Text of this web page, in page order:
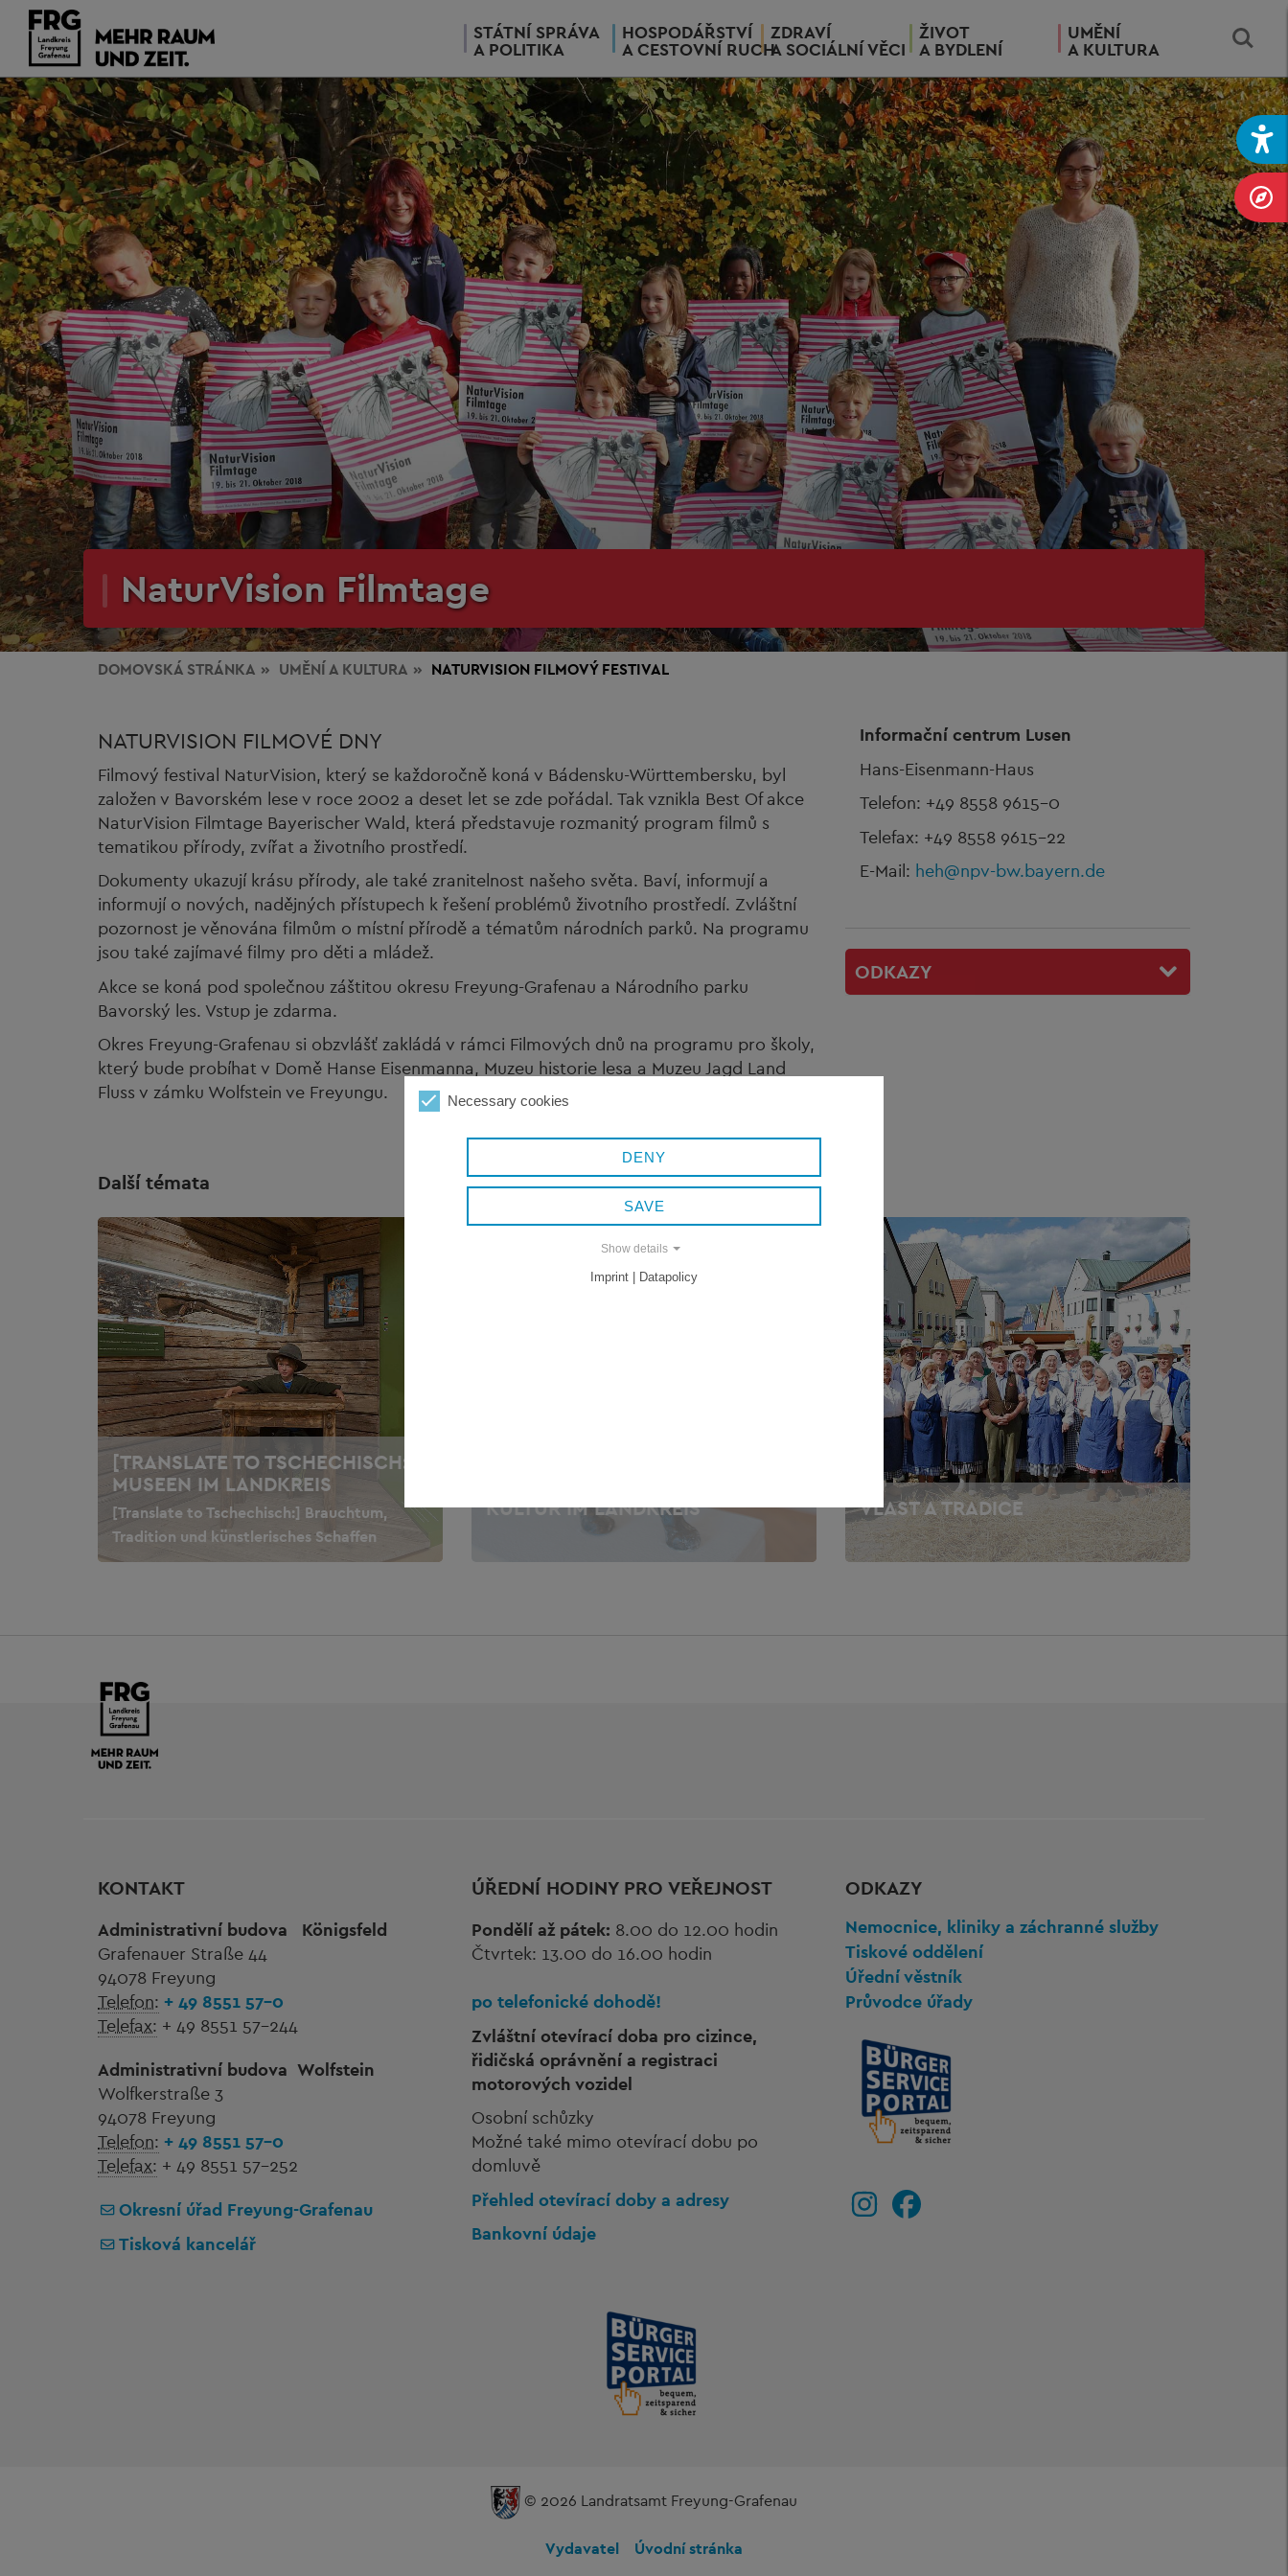
STÁTNÍ SPRÁVA
A POLITIKA
HOSPODÁŘSTVÍ
A CESTOVNÍ RUCH
ZDRAVÍ
A SOCIÁLNÍ VĚCI
ŽIVOT
A BYDLENÍ
UMĚNÍ
A KULTURA
NaturVision Filmtage
DOMOVSKÁ STRÁNKA UMĚNÍA KULTURA NATURVISION FILMOVÝ FESTIVAL
NATURVISION FILMOVÉ DNY
Filmový festival NaturVision, který se každoročně koná v Bádensku-Württembersku, byl
založen v Bavorském lese v roce 2002 a deset let se zde pořádal. Tak vznikla Best Of akce
NaturVision Filmtage Bayerischer Wald, která představuje rozmanitý program filmů s
tematikou přírody, zvířat a životního prostředí.
Dokumenty ukazují krásu přírody, ale také zranitelnost našeho světa. Baví, informují a
informují o nových, nadějných přístupech k řešení problémů životního prostředí. Zvláštní
pozornost je věnována filmům o místní přírodě a tématům národních parků. Na programu
jsou také zajímavé filmy pro děti a mládež.
Akce se koná pod společnou záštitou okresu Freyung-Grafenau a Národního parku
Bavorský les. Vstup je zdarma.
Okres Freyung-Grafenau si obzvlášť zakládá v rámci Filmových dnů na programu pro školy,
který bude probíhat v Domě Hanse Eisenmanna, Muzeu historie lesa a Muzeu Jagd Land
Fluss v zámku Wolfstein ve Freyungu.
Informační centrum Lusen
Hans-Eisenmann-Haus
Telefon: +49 8558 9615-0
Telefax: +49 8558 9615-22
E-Mail: heh@npv-bw.bayern.de
ODKAZY
Další témata
[TRANSLATE TO TSCHECHISCH:]
MUSEEN IM LANDKREIS
[Translate to Tschechisch:] Brauchtum,
Tradition und künstlerisches Schaffen
KULTUR IM LANDKREIS
VLAST A TRADICE
KONTAKT
Administrativní budova
Königsfeld
Grafenauer Straße 44
94078 Freyung
Telefon: + 49 8551 57-0
Telefax: + 49 8551 57-244
Administrativní budova Wolfstein
Wolfkerstraße 3
94078 Freyung
Telefon: + 49 8551 57-0
Telefax: + 49 8551 57-252
Okresní úřad Freyung-Grafenau
Tisková kancelář
ÚŘEDNÍ HODINY PRO VEŘEJNOST
Pondělí až pátek: 8.00 do 12.00 hodin
Čtvrtek: 13.00 do 16.00 hodin
po telefonické dohodě!
Zvláštní otevírací doba pro cizince,
řidičská oprávnění a registraci
motorových vozidel
Osobní schůzky
Možné také mimo otevírací dobu po
domluvě
Přehled otevírací doby a adresy
Bankovní údaje
ODKAZY
Nemocnice, kliniky a záchranné služby
Tiskové oddělení
Úřední věstník
Průvodce úřady
© 2026 Landratsamt Freyung-Grafenau
Vydavatel Úvodní stránka
Necessary cookies
DENY
SAVE
Show details
Imprint | Datapolicy